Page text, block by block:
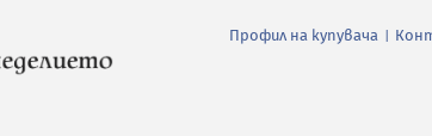
Профил на купувача